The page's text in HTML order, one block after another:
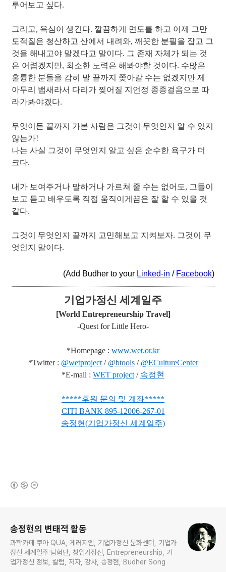
루어보고 싶다.
그리고, 욕심이 생긴다. 깔끔하게 면도를 하고 이제 그만
도적질은 청산하고 산에서 내려와, 깨끗한 분필을 잡고 그
것을 해내고야 말겠다고 말이다. 그 존재 자체가 되는 것
은 어렵겠지만, 최소한 노력은 해봐야할 것이다. 수많은
훌륭한 분들을 감히 발 끝까지 쫒아갈 수는 없겠지만 제
아무리 뱁새라서 다리가 찢어질 지언정 종종걸음으로 따
라가봐야겠다.
무엇이든 끝까지 가본 사람은 그것이 무엇인지 알 수 있지
않는가!
나는 사실 그것이 무엇인지 알고 싶은 순수한 욕구가 더
크다.
내가 보여주거나 말하거나 가르쳐 줄 수는 없어도, 그들이
보고 듣고 배우도록 직접 움직이게끔은 잘 할 수 있을 것
같다.
그것이 무엇인지 끝까지 고민해보고 지켜보자. 그것이 무
엇인지 말이다.
(Add Budher to your Linked-in / Facebook)
기업가정신 세계일주
[World Entrepreneurship Travel]
-Quest for Little Hero-
*Homepage : www.wet.or.kr
*Twitter : @wetproject/ @btools/ @ECultureCenter
*E-mail : WET project / 송정현
*****후원 문의 및 계좌*****
CITI BANK 895-12006-267-01
송정현(기업가정신 세계일주)
송정현의 변태적 활동
과학카페 쿠아 QUA, 게러지엠, 기업가정신 문화센터, 기업가
정신 세계일주 탐험단, 창업가정신, Entrepreneurship, 기
업가정신 정보, 칼럼, 저자, 강사, 송정현, Budher Song